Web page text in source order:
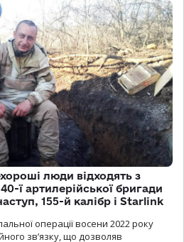
люди відходять з
ї артилерійської бригади
155-й калібр і Starlink
операції восени 2022 року
зв’язку, що дозволяв